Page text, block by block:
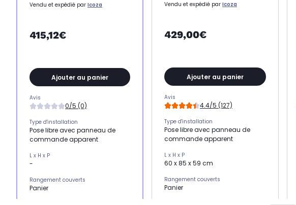
Vendu et expédié par Icoza
415,12€
Ajouter au panier
Avis
0/5 (0)
Type d'installation
Pose libre avec panneau de
commande apparent
L x H x P
-
Rangement couverts
Panier
Vendu et expédié par Icoza
429,00€
Ajouter au panier
Avis
4.4/5 (127)
Type d'installation
Pose libre avec panneau de
commande apparent
L x H x P
60 x 85 x 59 cm
Rangement couverts
Panier